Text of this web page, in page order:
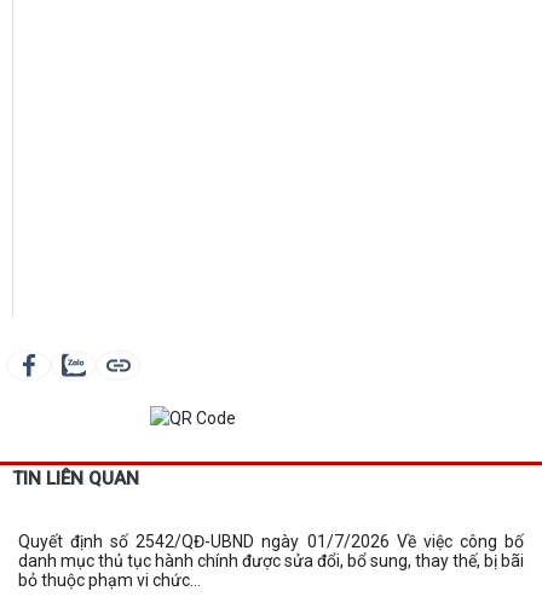
TIN LIÊN QUAN
Quyết định số 2542/QĐ-UBND ngày 01/7/2026 Về việc công bố
danh mục thủ tục hành chính được sửa đổi, bổ sung, thay thế, bị bãi
bỏ thuộc phạm vi chức...